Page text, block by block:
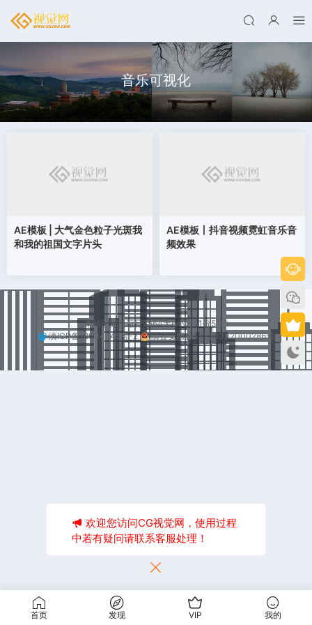
音乐可视化
AE模板 | 大气金色粒子光斑我
和我的祖国文字片头
AE模板丨抖音视频霓虹音乐音
频效果
本站已安全运行2564天6小时41分51秒
滇ICP备18004245号-2
滇公安网备53250302000286号
首页 发现 VIP 我的
欢迎您访问CG视觉网，使用过程
中若有疑问请联系客服处理！